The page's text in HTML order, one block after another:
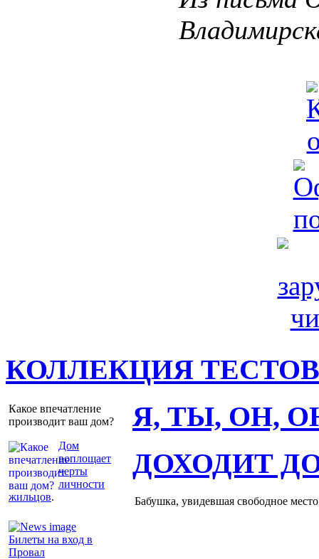
КОЛЛЕКЦИЯ ТЕСТОВ
Какое впечатление
производит ваш дом?
Дом
воплощает
черты
личности
жильцов.
Я, ТЫ, ОН,
Билеты на вход в
Провал
ДОХОДИТ
Бабушка, увидевшая свободное